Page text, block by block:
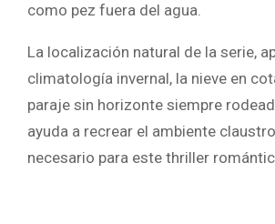
como pez fuera del agua.
La localización natural de la serie,
climatología invernal, la nieve en
paraje sin horizonte siempre
ayuda a recrear el ambiente
necesario para este thriller